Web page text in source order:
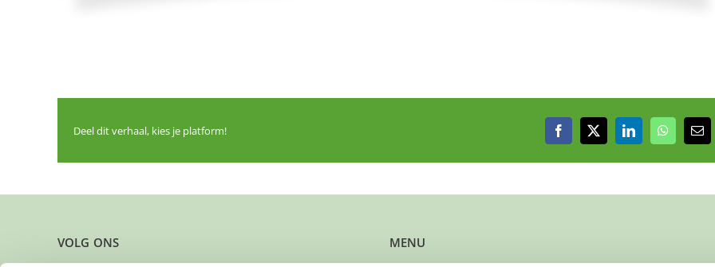
Deel dit verhaal, kies je platform! Facebook
X LinkedIn
E-
VOLG ONS MENU